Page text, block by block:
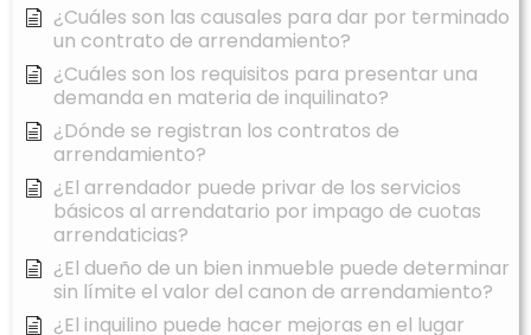
¿Cuáles son las causales para dar por terminado
un contrato de arrendamiento?
¿Cuáles son los requisitos para presentar una
demanda en materia de inquilinato?
¿Dónde se registran los contratos de
arrendamiento?
¿El arrendador puede privar de los servicios
básicos al arrendatario por impago de cuotas
arrendaticias?
¿El dueño de un bien inmueble puede determinar
sin límite el valor del canon de arrendamiento?
¿El inquilino puede hacer mejoras en el lugar